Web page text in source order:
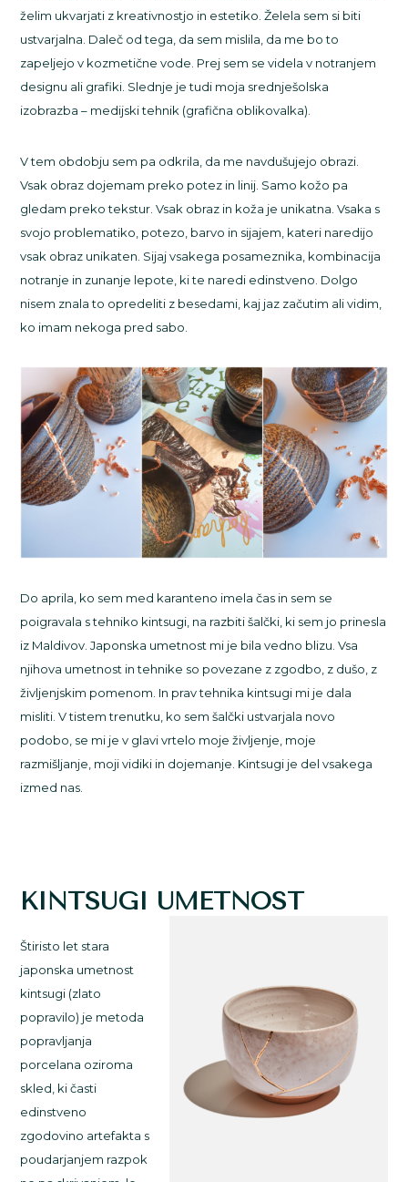
želim ukvarjati z kreativnostjo in estetiko. Želela sem si biti
ustvarjalna. Daleč od tega, da sem mislila, da me bo to
zapeljejo v kozmetične vode. Prej sem se videla v notranjem
designu ali grafiki. Slednje je tudi moja srednješolska
izobrazba – medijski tehnik (grafična oblikovalka).
V tem obdobju sem pa odkrila, da me navdušujejo obrazi.
Vsak obraz dojemam preko potez in linij. Samo kožo pa
gledam preko tekstur. Vsak obraz in koža je unikatna. Vsaka s
svojo problematiko, potezo, barvo in sijajem, kateri naredijo
vsak obraz unikaten. Sijaj vsakega posameznika, kombinacija
notranje in zunanje lepote, ki te naredi edinstveno. Dolgo
nisem znala to opredeliti z besedami, kaj jaz začutim ali vidim,
ko imam nekoga pred sabo.
Do aprila, ko sem med karanteno imela čas in sem se
poigravala s tehniko kintsugi, na razbiti šalčki, ki sem jo prinesla
iz Maldivov. Japonska umetnost mi je bila vedno blizu. Vsa
njihova umetnost in tehnike so povezane z zgodbo, z dušo, z
življenjskim pomenom. In prav tehnika kintsugi mi je dala
misliti. V tistem trenutku, ko sem šalčki ustvarjala novo
podobo, se mi je v glavi vrtelo moje življenje, moje
razmišljanje, moji vidiki in dojemanje. Kintsugi je del vsakega
izmed nas.
KINTSUGI UMETNOST
Štiristo let stara
japonska umetnost
kintsugi (zlato
popravilo) je metoda
popravljanja
porcelana oziroma
skled, ki časti
edinstveno
zgodovino artefakta s
poudarjanjem razpok